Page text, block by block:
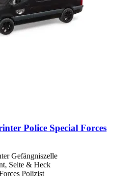
Police Special Forces
Gefängniszelle
Seite & Heck
Polizist